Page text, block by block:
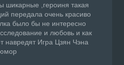
шикарные ,героиня такая
передала очень красиво
было бы не интересно
и любовь и как
навредят Игра Цзян Чэна